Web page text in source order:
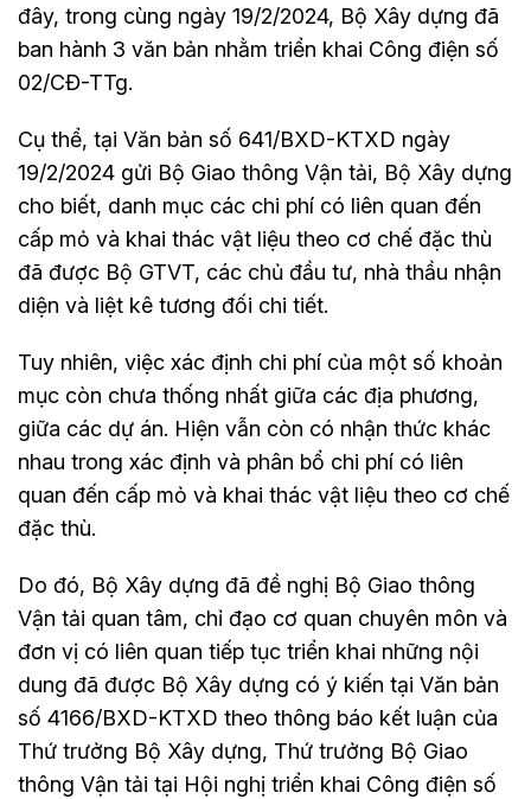
đây, trong cùng ngày 19/2/2024, Bộ Xây dựng đã
ban hành 3 văn bản nhằm triển khai Công điện số
02/CĐ-TTg.
Cụ thể, tại Văn bản số 641/BXD-KTXD ngày
19/2/2024 gửi Bộ Giao thông Vận tải, Bộ Xây dựng
cho biết, danh mục các chi phí có liên quan đến
cấp mỏ và khai thác vật liệu theo cơ chế đặc thù
đã được Bộ GTVT, các chủ đầu tư, nhà thầu nhận
diện và liệt kê tương đối chi tiết.
Tuy nhiên, việc xác định chi phí của một số khoản
mục còn chưa thống nhất giữa các địa phương,
giữa các dự án. Hiện vẫn còn có nhận thức khác
nhau trong xác định và phân bổ chi phí có liên
quan đến cấp mỏ và khai thác vật liệu theo cơ chế
đặc thù.
Do đó, Bộ Xây dựng đã đề nghị Bộ Giao thông
Vận tải quan tâm, chỉ đạo cơ quan chuyên môn và
đơn vị có liên quan tiếp tục triển khai những nội
dung đã được Bộ Xây dựng có ý kiến tại Văn bản
số 4166/BXD-KTXD theo thông báo kết luận của
Thứ trưởng Bộ Xây dựng, Thứ trưởng Bộ Giao
thông Vận tải tại Hội nghị triển khai Công điện số